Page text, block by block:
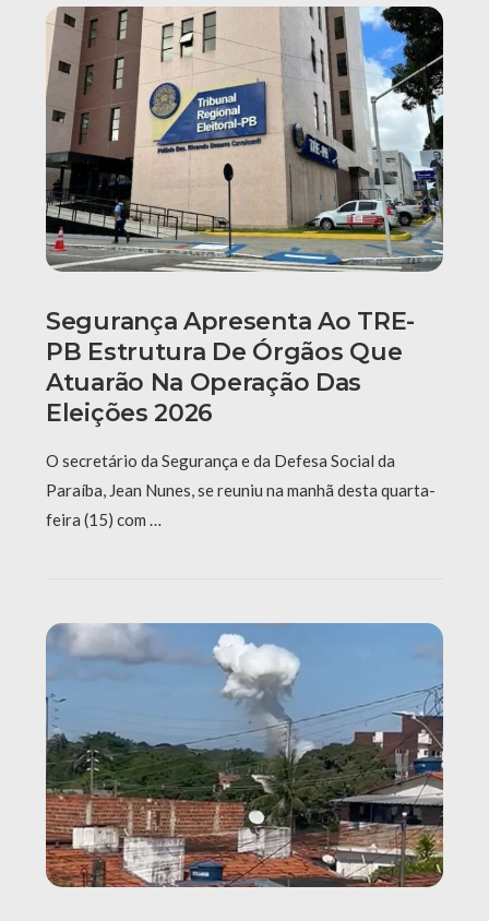
Segurança Apresenta Ao TRE-
PB Estrutura De Órgãos Que
Atuarão Na Operação Das
Eleições 2026
O secretário da Segurança e da Defesa Social da
Paraíba, Jean Nunes, se reuniu na manhã desta quarta-
feira (15) com …